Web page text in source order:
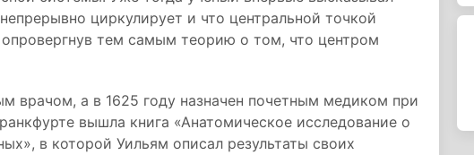
циркулирует и что центральной точкой
тем самым теорию о том, что центром
врачом, а в 1625 году назначен почетным медиком при
вышла книга «Анатомическое исследование о
в которой Уильям описал результаты своих